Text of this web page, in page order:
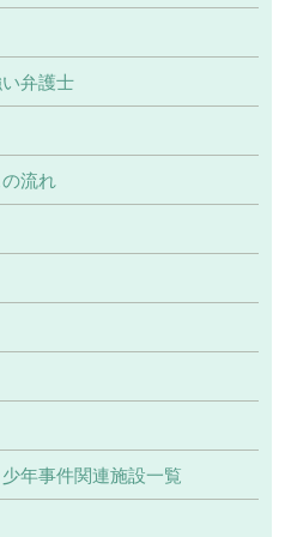
弁護士
流れ
年事件関連施設一覧